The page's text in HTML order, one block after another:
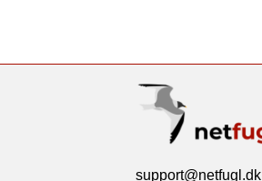
support@netfugl.dk